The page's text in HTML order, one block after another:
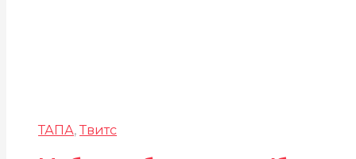
ТАПА, Твитс